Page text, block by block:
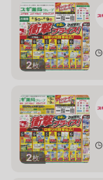
2枚
2枚